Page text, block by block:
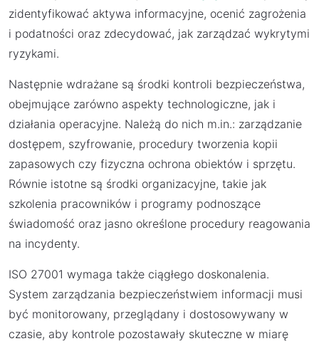
zidentyfikować aktywa informacyjne, ocenić zagrożenia
i podatności oraz zdecydować, jak zarządzać wykrytymi
ryzykami.
Następnie wdrażane są środki kontroli bezpieczeństwa,
obejmujące zarówno aspekty technologiczne, jak i
działania operacyjne. Należą do nich m.in.: zarządzanie
dostępem, szyfrowanie, procedury tworzenia kopii
zapasowych czy fizyczna ochrona obiektów i sprzętu.
Równie istotne są środki organizacyjne, takie jak
szkolenia pracowników i programy podnoszące
świadomość oraz jasno określone procedury reagowania
na incydenty.
ISO 27001 wymaga także ciągłego doskonalenia.
System zarządzania bezpieczeństwiem informacji musi
być monitorowany, przeglądany i dostosowywany w
czasie, aby kontrole pozostawały skuteczne w miarę